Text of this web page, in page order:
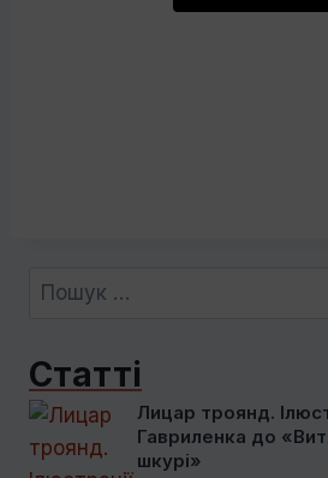
Пошук:
Статті
Лицар троянд.
Гавриленка до
шкурі»